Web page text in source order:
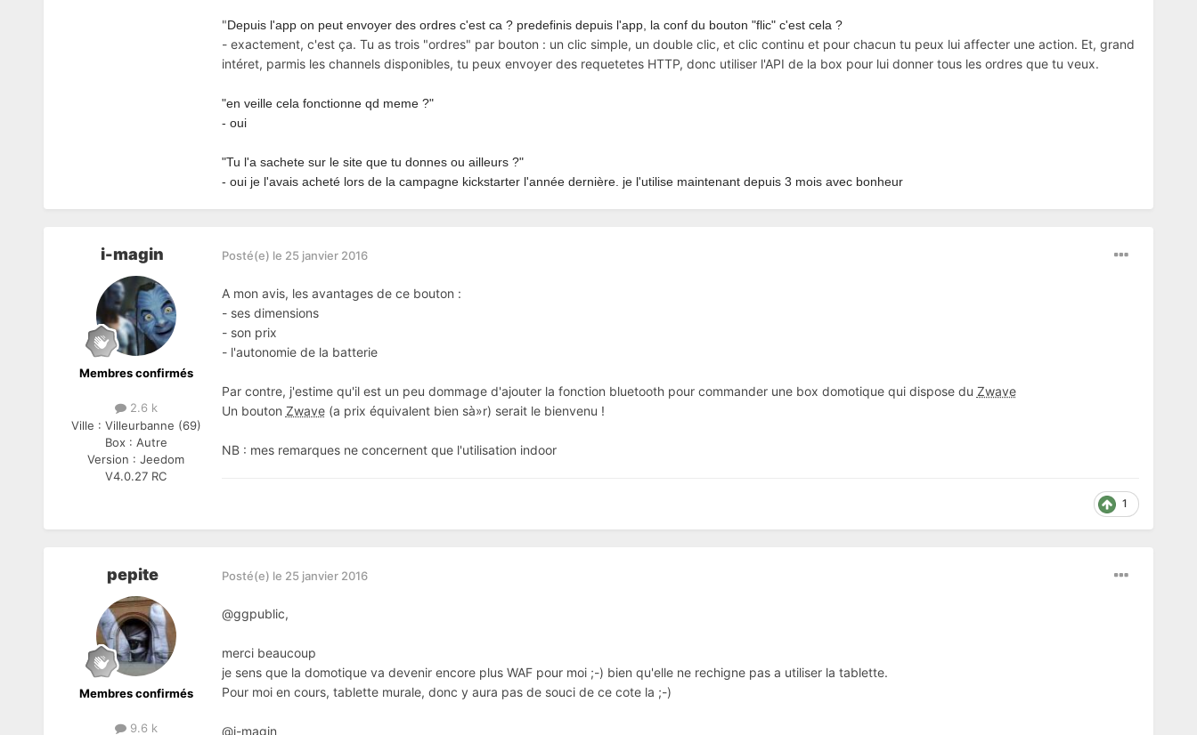
"Depuis l'app on peut envoyer des ordres c'est ca ? predefinis depuis l'app, la conf du bouton "flic" c'est cela ?
- exactement, c'est ça. Tu as trois "ordres" par bouton : un clic simple, un double clic, et clic continu et pour chacun tu peux lui affecter une action. Et, grand
intéret, parmis les channels disponibles, tu peux envoyer des requetetes HTTP, donc utiliser l'API de la box pour lui donner tous les ordres que tu veux.
"en veille cela fonctionne qd meme ?"
- oui
"Tu l'a sachete sur le site que tu donnes ou ailleurs ?"
- oui je l'avais acheté lors de la campagne kickstarter l'année dernière. je l'utilise maintenant depuis 3 mois avec bonheur
i-magin
Membres confirmés
2.6 k
Ville : Villeurbanne (69)
Box : Autre
Version :Jeedom
V4.0.27 RC
Posté(e) le 25 janvier 2016
A mon avis, les avantages de ce bouton :
- ses dimensions
- son prix
- l'autonomie de la batterie
Par contre, j'estime qu'il est un peu dommage d'ajouter la fonction bluetooth pour commander une box domotique qui dispose du Zwave
Un bouton Zwave(a prix équivalent bien sà»r) serait le bienvenu !
NB : mes remarques ne concernent que l'utilisation indoor
1
pepite
Membres confirmés
9.6 k
Posté(e) le 25 janvier 2016
@ggpublic,
merci beaucoup
je sens que la domotique va devenir encore plus WAF pour moi ;-) bien qu'elle ne rechigne pas a utiliser la tablette.
Pour moi en cours, tablette murale, donc y aura pas de souci de ce cote la ;-)
@i-magin